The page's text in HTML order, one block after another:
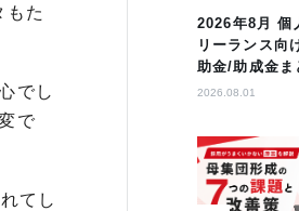
もた
でし
で
てし
2026年8月 個
リーランス向
助金/助成金ま
2026.08.01